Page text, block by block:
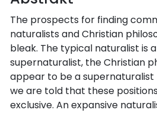
The prospects for finding
naturalists and Christian
bleak. The typical naturalist is
supernaturalist, the Christian
appear to be a supernaturalist
we are told that these
exclusive. An expansive